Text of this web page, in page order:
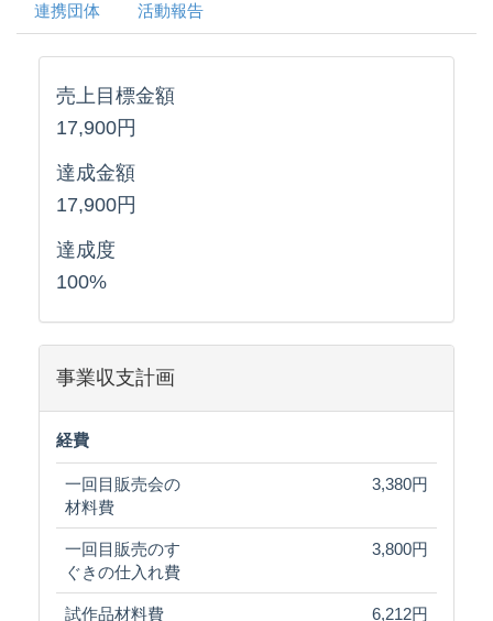
連携団体 活動報告
売上目標金額
17,900円
達成金額
17,900円
達成度
100%
事業収支計画
経費
一回目販売会の
材料費
3,380円
一回目販売のす
ぐきの仕入れ費
3,800円
試作品材料費 6,212円